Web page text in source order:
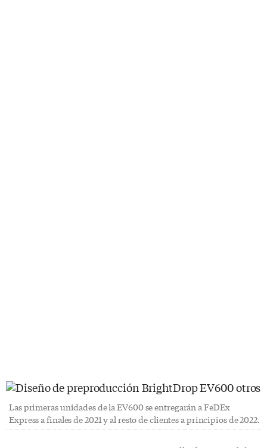
Las primeras unidades de la EV600 se entregarán a FeDEx
Express a finales de 2021 y al resto de clientes a principios de 2022.